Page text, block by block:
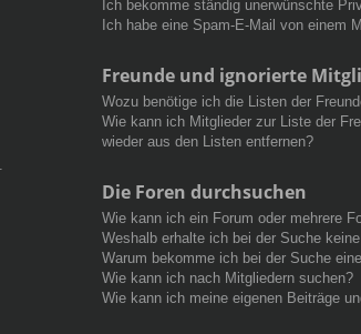
Ich bekomme ständig unerwünschte
Ich habe eine Spam-E-Mail von einem
Freunde und ignorierte
Wozu benötige ich die Listen der
Wie kann ich Mitglieder zur Liste der
wieder aus den Listen entfernen?
Die Foren durchsuchen
Wie kann ich ein Forum oder mehrere
Weshalb erhalte ich bei der Suche
Warum bekomme ich bei der Suche
Wie kann ich nach Mitgliedern suchen?
Wie kann ich meine eigenen Beiträge